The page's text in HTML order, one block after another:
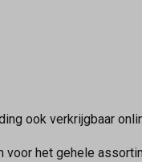
ook verkrijgbaar
voor het gehele